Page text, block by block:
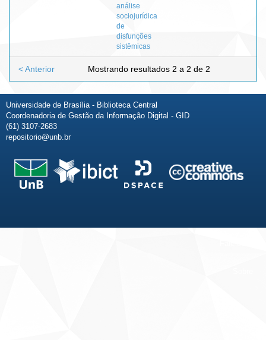
análise
sociojurídica
de
disfunções
sistêmicas
Mostrando resultados 2 a 2 de 2
< Anterior
Universidade de Brasília - Biblioteca Central
Coordenadoria de Gestão da Informação Digital - GID
(61) 3107-2683
repositorio@unb.br